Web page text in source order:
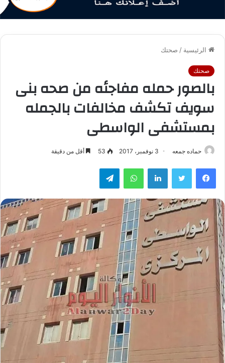
الرئيسية / صحتك
صحتك
بالصور حمله مفاجئه من صحه بنى
سويف تكشف مخالفات بالجمله
بمستشفى الواسطى
حماده جمعه 3 نوفمبر، 2017 53 أقل من دقيقة
فيسبوك تويتر لينكدإن واتساب تيلقرام